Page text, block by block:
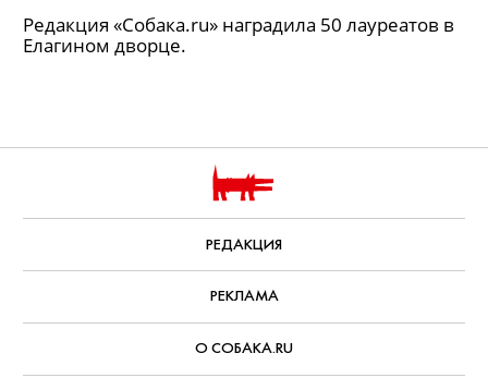
Редакция «Собака.ru» наградила 50 лауреатов в
Елагином дворце.
РЕДАКЦИЯ
РЕКЛАМА
О СОБАКА.RU